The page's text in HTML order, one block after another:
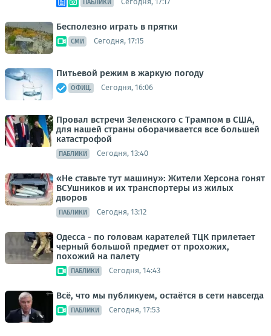
ПАБЛИКИ
Бесполезно играть в прятки
СМИ Сегодня, 17:15
Питьевой режим в жаркую погоду
ОФИЦ. Сегодня, 16:06
Провал встречи Зеленского с Трампом в США,
для нашей страны оборачивается все большей
катастрофой
ПАБЛИКИ Сегодня, 13:40
«Не ставьте тут машину»: Жители Херсона гонят
ВСУшников и их транспортеры из жилых
дворов
ПАБЛИКИ Сегодня, 13:12
Одесса - по головам карателей ТЦК прилетает
черный большой предмет от прохожих,
похожий на палету
ПАБЛИКИ Сегодня, 14:43
Всё, что мы публикуем, остаётся в сети навсегда
ПАБЛИКИ Сегодня, 17:53